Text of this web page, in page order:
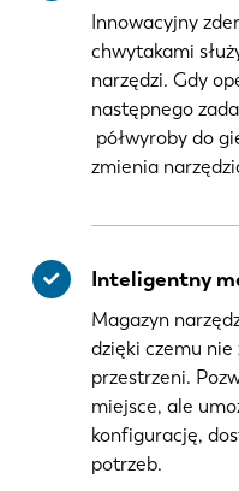
Innowacyjny
chwytakami
narzędzi. Gdy
następnego
półwyroby do
zmienia
Inteligentny
Magazyn
dzięki czemu
przestrzeni.
miejsce, ale
konfigurację,
potrzeb.